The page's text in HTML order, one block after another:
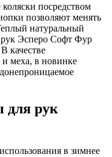
посредством
позволяют менять
натуральный
Эсперо Софт Фур
качестве
меха, в новинке
для рук
в зимнее